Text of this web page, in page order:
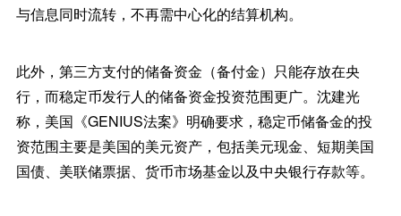
与信息同时流转，不再需中心化的结算机构。
此外，第三方支付的储备资金（备付金）只能存放在央
行，而稳定币发行人的储备资金投资范围更广。沈建光
称，美国《GENIUS法案》明确要求，稳定币储备金的投
资范围主要是美国的美元资产，包括美元现金、短期美国
国债、美联储票据、货币市场基金以及中央银行存款等。